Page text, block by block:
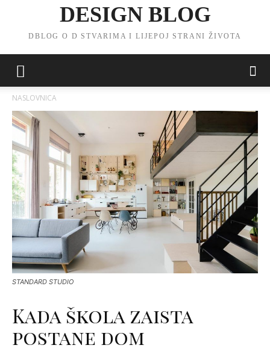
DESIGN BLOG
DBLOG O D STVARIMA I LIJEPOJ STRANI ŽIVOTA
NASLOVNICA
STANDARD STUDIO
Kada škola zaista
postane dom